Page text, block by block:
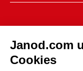
Janod.com
Cookies
FAQ
Kontakt
Händler
Die Geschichte
Unsere Expertise
UNSERE LEISTUNGEN